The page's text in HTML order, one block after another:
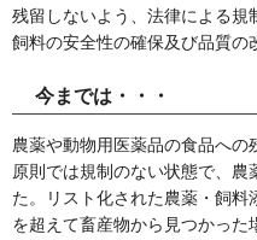
残留しないよう、法律による規
飼料の安全性の確保及び品質の
今までは・・・
農薬や動物用医薬品の食品へ
原則では規制のない状態で、農
た。リスト化された農薬・飼
を超えて畜産物から見つかった